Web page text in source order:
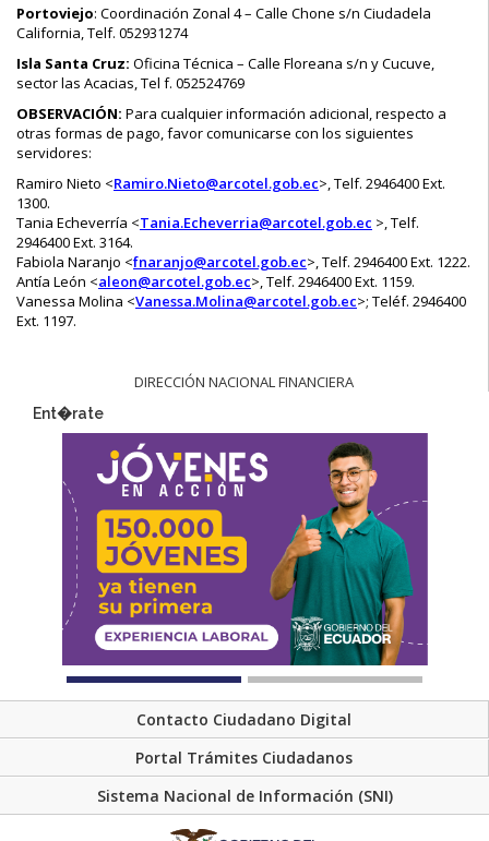
Portoviejo: Coordinación Zonal 4 – Calle Chone s/n Ciudadela
California, Telf. 052931274
Isla Santa Cruz: Oficina Técnica – Calle Floreana s/n y Cucuve,
sector las Acacias, Tel f. 052524769
OBSERVACIÓN: Para cualquier información adicional, respecto a
otras formas de pago, favor comunicarse con los siguientes
servidores:
Ramiro Nieto <Ramiro.Nieto@arcotel.gob.ec>, Telf. 2946400 Ext.
1300.
Tania Echeverría <Tania.Echeverria@arcotel.gob.ec >, Telf.
2946400 Ext. 3164.
Fabiola Naranjo <fnaranjo@arcotel.gob.ec>, Telf. 2946400 Ext. 1222.
Antía León <aleon@arcotel.gob.ec>, Telf. 2946400 Ext. 1159.
Vanessa Molina <Vanessa.Molina@arcotel.gob.ec>; Teléf. 2946400
Ext. 1197.
DIRECCIÓN NACIONAL FINANCIERA
Ent�rate
Contacto Ciudadano Digital
Portal Trámites Ciudadanos
Sistema Nacional de Información (SNI)